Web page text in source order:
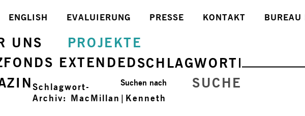
BUREAU
KONTAKT
PRESSE
EVALUIERUNG
ENGLISH
UNS
PROJEKTE
EXTENDEDSCHLAGWORTE
SUCHE
Suchen nach
Schlagwort-
Archiv: MacMillan|Kenneth